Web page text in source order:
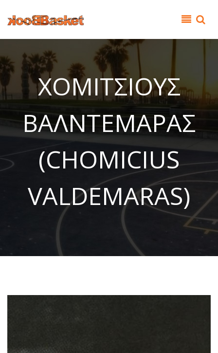
ΧΟΜΙΤΣΙΟΥΣ
ΒΑΛΝΤΕΜΑΡΑΣ
(CHOMICIUS
VALDEMARAS)